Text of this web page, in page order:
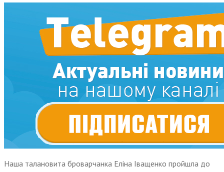
Наша талановита броварчанка Еліна Іващенко пройшла до